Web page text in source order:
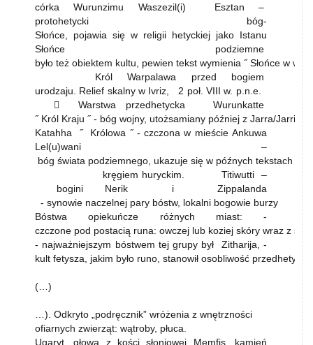
córka Wurunzimu Waszezil(i) Esztan –
protohetycki bóg-
Słońce, pojawia się w religii hetyckiej jako Istanu
Słońce podziemne
było też obiektem kultu, pewien tekst wymienia ˝ Słońce w
Król Warpalawa przed bogiem
urodzaju. Relief skalny w Ivriz, 2 poł. VIII w. p.n.e.
 Warstwa przedhetycka Wurunkatte
˝ Król Kraju ˝ - bóg wojny, utożsamiany później z Jarra/Jarri
Katahha ˝ Królowa ˝ - czczona w mieście Ankuwa
Lel(u)wani –
bóg świata podziemnego, ukazuje się w późnych tekstach
kręgiem huryckim. Titiwutti –
bogini Nerik i Zippalanda
- synowie naczelnej pary bóstw, lokalni bogowie burzy
Bóstwa opiekuńcze różnych miast: -
czczone pod postacią runa: owczej lub koziej skóry wraz z
- najważniejszym bóstwem tej grupy był Zitharija, -
kult fetysza, jakim było runo, stanowił osobliwość
(…)
…). Odkryto „podręcznik” wróżenia z wnętrzności
ofiarnych zwierząt: wątroby, płuca.
Ugaryt, głowa z kości słoniowej Memfis, kamień